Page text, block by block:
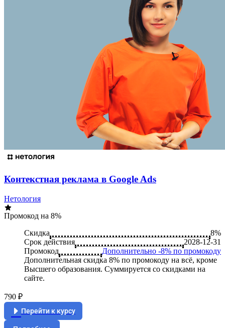
Контекстная реклама в Google Ads
Нетология
Промокод на 8%
Скидка
8%
Срок действия
2028-12-31
Промокод
Дополнительно -8% по промокоду
Дополнительная скидка 8% по промокоду на всё, кроме
Высшего образования. Суммируется со скидками на
сайте.
790 ₽
Перейти к курсу